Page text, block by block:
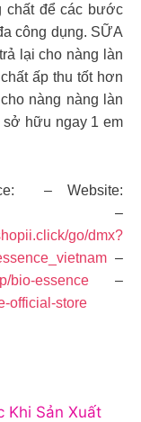
chất để các bước
công dụng. SỮA
lại cho nàng làn
ấp thu tốt hơn
nàng nàng làn
sở hữu ngay 1 em
– Website:
go/dmx?
–
bio-essence –
official-store
Khi Sản Xuất